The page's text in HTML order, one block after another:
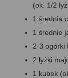
(ok. 1/2
1 średnia
1 średnie
2-3 ogórki
2 łyżki
1 kubek